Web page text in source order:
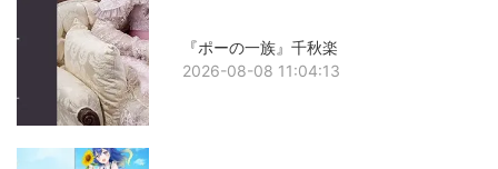
『ポーの一族』千秋楽
2026-08-08 11:04:13